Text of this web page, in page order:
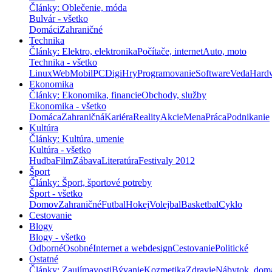
Články: Oblečenie, móda
Bulvár - všetko
DomáciZahraničné
Technika
Články: Elektro, elektronikaPočítače, internetAuto, moto
Technika - všetko
LinuxWebMobilPCDigiHryProgramovanieSoftwareVeda
Ekonomika
Články: Ekonomika, financieObchody, služby
Ekonomika - všetko
DomácaZahraničnáKariéraRealityAkcieMenaPrácaPodnikanie
Kultúra
Články: Kultúra, umenie
Kultúra - všetko
HudbaFilmZábavaLiteratúraFestivaly 2012
Šport
Články: Šport, športové potreby
Šport - všetko
DomovZahraničnéFutbalHokejVolejbalBasketbalCyklo
Cestovanie
Blogy
Blogy - všetko
OdbornéOsobnéInternet a webdesignCestovaniePolitické
Ostatné
Články: ZaujímavostiBývanieKozmetikaZdravieNábytok,